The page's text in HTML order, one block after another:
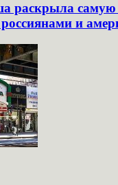
раскрыла
и